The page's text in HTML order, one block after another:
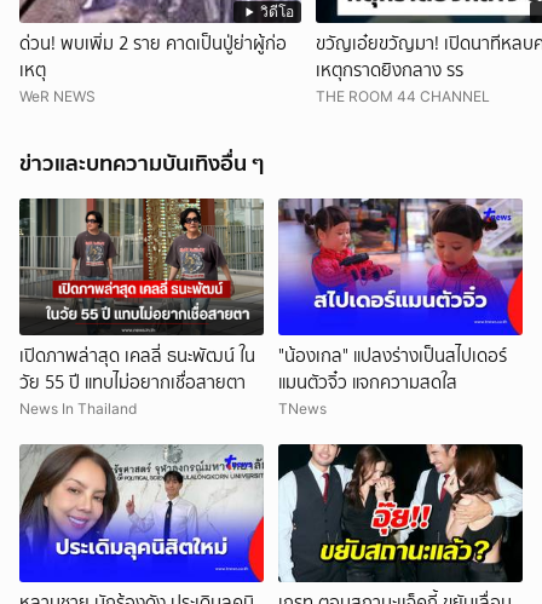
วิดีโอ
ด่วน! พบเพิ่ม 2 ราย คาดเป็นปู่ย่าผู้ก่อ
เหตุ
WeR NEWS
ขวัญเอ๋ยขวัญมา! เปิดนาทีหลบ
เหตุกราดยิงกลาง รร
THE ROOM 44 CHANNEL
ข่าวและบทความบันเทิงอื่น ๆ
เปิดภาพล่าสุด เคลลี่ ธนะพัฒน์ ใน
วัย 55 ปี แทบไม่อยากเชื่อสายตา
News In Thailand
"น้องเกล" แปลงร่างเป็นสไปเดอร์
แมนตัวจิ๋ว แจกความสดใส
TNews